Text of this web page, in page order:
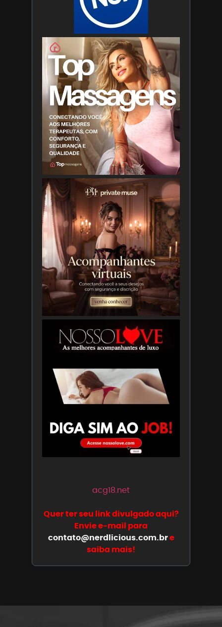
acg18.net
Quer ter seu link divulgado aqui?
Envie e-mail para
contato@nerdlicious.com.bre
saiba mais!